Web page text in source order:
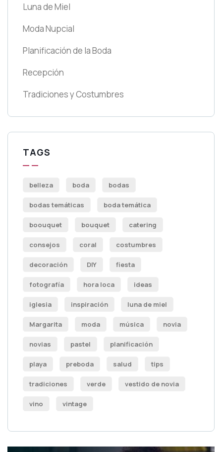
Luna de Miel
Moda Nupcial
Planificación de la Boda
Recepción
Tradiciones y Costumbres
TAGS
belleza boda bodas
bodas temáticas boda temática
boouquet bouquet catering
consejos coral costumbres
decoración DIY fiesta
fotografía hora loca ideas
iglesia inspiración luna de miel
Margarita moda música novia
novias pastel planificación
playa preboda salud tips
tradiciones verde vestido de novia
vino vintage